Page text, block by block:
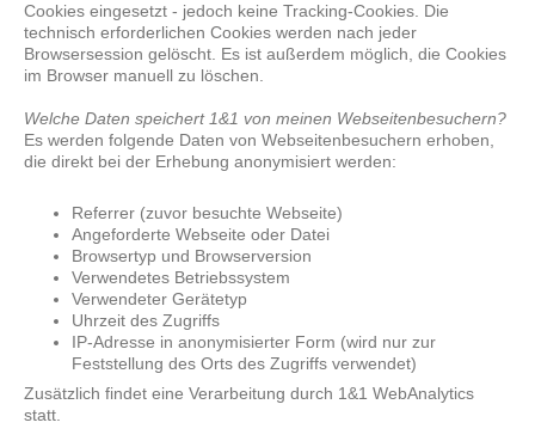
Cookies eingesetzt - jedoch keine Tracking-Cookies. Die
technisch erforderlichen Cookies werden nach jeder
Browsersession gelöscht. Es ist außerdem möglich, die Cookies
im Browser manuell zu löschen.
Welche Daten speichert 1&1 von meinen Webseitenbesuchern?
Es werden folgende Daten von Webseitenbesuchern erhoben,
die direkt bei der Erhebung anonymisiert werden:
Referrer (zuvor besuchte Webseite)
Angeforderte Webseite oder Datei
Browsertyp und Browserversion
Verwendetes Betriebssystem
Verwendeter Gerätetyp
Uhrzeit des Zugriffs
IP-Adresse in anonymisierter Form (wird nur zur
Feststellung des Orts des Zugriffs verwendet)
Zusätzlich findet eine Verarbeitung durch 1&1 WebAnalytics
statt.